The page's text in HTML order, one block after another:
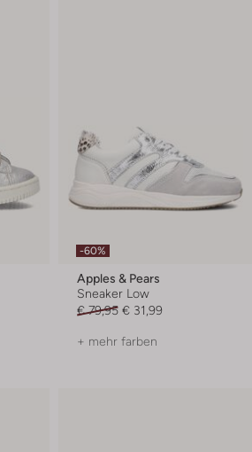
-60%
Apples & Pears
Sneaker Low
€ 79,95 € 31,99
+ mehr farben